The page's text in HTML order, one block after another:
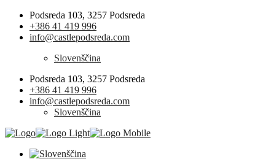
Podsreda 103, 3257 Podsreda
+386 41 419 996
info@castlepodsreda.com
Slovenščina
Podsreda 103, 3257 Podsreda
+386 41 419 996
info@castlepodsreda.com
Slovenščina